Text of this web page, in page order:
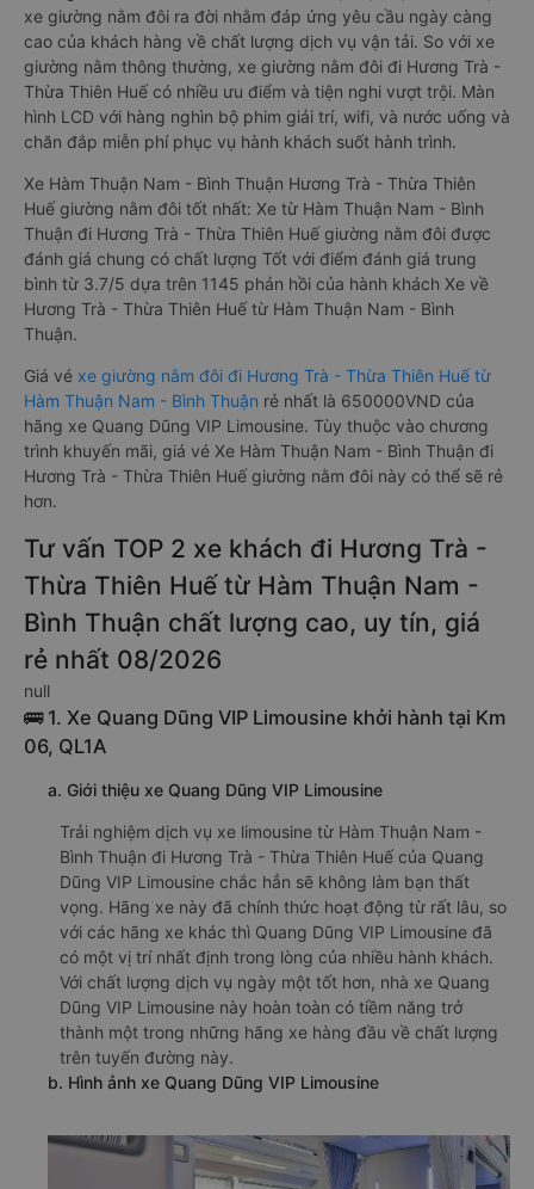
xe giường nằm đôi ra đời nhằm đáp ứng yêu cầu ngày càng
cao của khách hàng về chất lượng dịch vụ vận tải. So với xe
giường nằm thông thường, xe giường nằm đôi đi Hương Trà -
Thừa Thiên Huế có nhiều ưu điểm và tiện nghi vượt trội. Màn
hình LCD với hàng nghìn bộ phim giải trí, wifi, và nước uống và
chăn đắp miễn phí phục vụ hành khách suốt hành trình.
Xe Hàm Thuận Nam - Bình Thuận Hương Trà - Thừa Thiên
Huế giường nằm đôi tốt nhất: Xe từ Hàm Thuận Nam - Bình
Thuận đi Hương Trà - Thừa Thiên Huế giường nằm đôi được
đánh giá chung có chất lượng Tốt với điểm đánh giá trung
bình từ 3.7/5 dựa trên 1145 phản hồi của hành khách Xe về
Hương Trà - Thừa Thiên Huế từ Hàm Thuận Nam - Bình
Thuận.
Giá vé xe giường nằm đôi đi Hương Trà - Thừa Thiên Huế từ
Hàm Thuận Nam - Bình Thuận rẻ nhất là 650000VND của
hãng xe Quang Dũng VIP Limousine. Tùy thuộc vào chương
trình khuyến mãi, giá vé Xe Hàm Thuận Nam - Bình Thuận đi
Hương Trà - Thừa Thiên Huế giường nằm đôi này có thể sẽ rẻ
hơn.
Tư vấn TOP 2 xe khách đi Hương Trà -
Thừa Thiên Huế từ Hàm Thuận Nam -
Bình Thuận chất lượng cao, uy tín, giá
rẻ nhất 08/2026
null
🚌 1. Xe Quang Dũng VIP Limousine khởi hành tại Km
06, QL1A
a. Giới thiệu xe Quang Dũng VIP Limousine
Trải nghiệm dịch vụ xe limousine từ Hàm Thuận Nam -
Bình Thuận đi Hương Trà - Thừa Thiên Huế của Quang
Dũng VIP Limousine chắc hẳn sẽ không làm bạn thất
vọng. Hãng xe này đã chính thức hoạt động từ rất lâu, so
với các hãng xe khác thì Quang Dũng VIP Limousine đã
có một vị trí nhất định trong lòng của nhiều hành khách.
Với chất lượng dịch vụ ngày một tốt hơn, nhà xe Quang
Dũng VIP Limousine này hoàn toàn có tiềm năng trở
thành một trong những hãng xe hàng đầu về chất lượng
trên tuyến đường này.
b. Hình ảnh xe Quang Dũng VIP Limousine